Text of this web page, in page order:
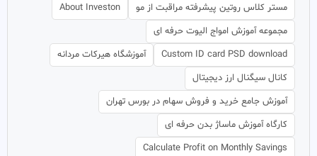
مستر کلاس روتین پیشرفته مراقبت از مو
About Investon
مجموعه آموزش امواج الیوت حرفه ای
Custom ID card PSD download
آموزشگاه هیرکات مردانه
کانال سیگنال ارز دیجیتال
آموزش جامع خرید و فروش سهام در بورس تهران
کارگاه آموزش ماساژ بدن حرفه ای
Calculate Profit on Monthly Savings